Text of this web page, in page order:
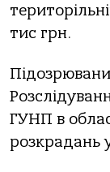
тис грн.
ГУНП в
розкрaдaнь